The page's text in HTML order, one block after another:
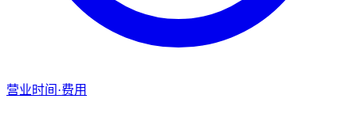
营业时间·费用